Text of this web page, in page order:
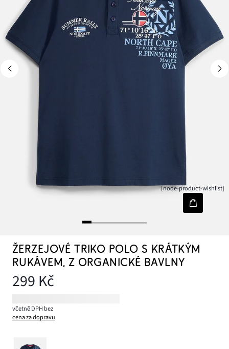
[node-product-wishlist]
ŽERZEJOVÉ TRIKO POLO S KRÁTKÝM
RUKÁVEM, Z ORGANICKÉ BAVLNY
299 Kč
včetně DPH bez
cena za dopravu